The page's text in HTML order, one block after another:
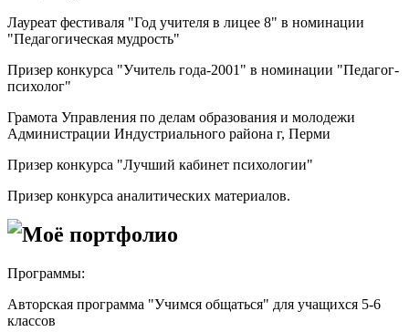
Лауреат фестиваля "Год учителя в лицее 8" в номинации
"Педагогическая мудрость"
Призер конкурса "Учитель года-2001" в номинации "Педагог-
психолог"
Грамота Управления по делам образования и молодежи
Администрации Индустриального района г, Перми
Призер конкурса "Лучший кабинет психологии"
Призер конкурса аналитических материалов.
Моё портфолио
Программы:
Авторская программа "Учимся общаться" для учащихся 5-6
классов